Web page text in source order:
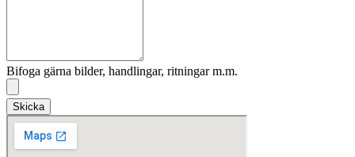
Bifoga gärna bilder, handlingar, ritningar m.m.
Skicka